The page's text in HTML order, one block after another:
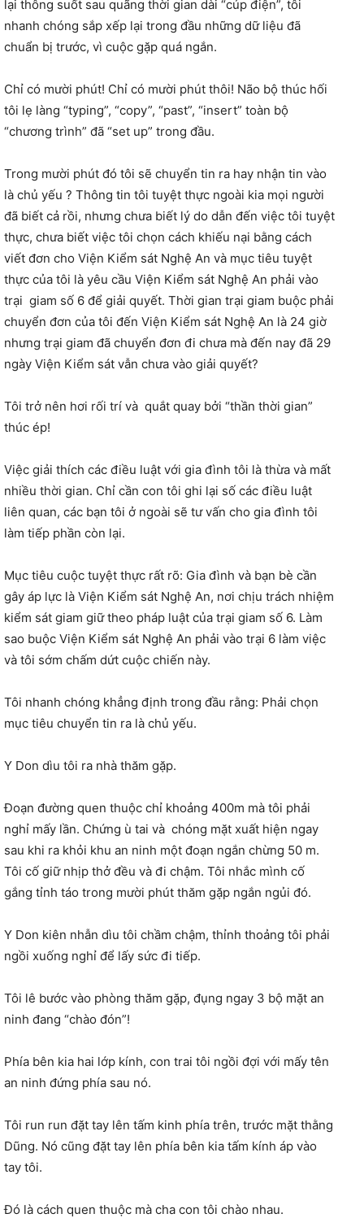
lại thông suốt sau quãng thời gian dài “cúp điện”, tôi
nhanh chóng sắp xếp lại trong đầu những dữ liệu đã
chuẩn bị trước, vì cuộc gặp quá ngắn.
Chỉ có mười phút! Chỉ có mười phút thôi! Não bộ thúc hối
tôi lẹ làng “typing”, “copy”, “past”, “insert” toàn bộ
“chương trình” đã “set up” trong đầu.
Trong mười phút đó tôi sẽ chuyển tin ra hay nhận tin vào
là chủ yếu ? Thông tin tôi tuyệt thực ngoài kia mọi người
đã biết cả rồi, nhưng chưa biết lý do dẫn đến việc tôi tuyệt
thực, chưa biết việc tôi chọn cách khiếu nại bằng cách
viết đơn cho Viện Kiểm sát Nghệ An và mục tiêu tuyệt
thực của tôi là yêu cầu Viện Kiểm sát Nghệ An phải vào
trại giam số 6 để giải quyết. Thời gian trại giam buộc phải
chuyển đơn của tôi đến Viện Kiểm sát Nghệ An là 24 giờ
nhưng trại giam đã chuyển đơn đi chưa mà đến nay đã 29
ngày Viện Kiểm sát vẫn chưa vào giải quyết?
Tôi trở nên hơi rối trí và quắt quay bởi “thần thời gian”
thúc ép!
Việc giải thích các điều luật với gia đình tôi là thừa và mất
nhiều thời gian. Chỉ cần con tôi ghi lại số các điều luật
liên quan, các bạn tôi ở ngoài sẽ tư vấn cho gia đình tôi
làm tiếp phần còn lại.
Mục tiêu cuộc tuyệt thực rất rõ: Gia đình và bạn bè cần
gây áp lực là Viện Kiểm sát Nghệ An, nơi chịu trách nhiệm
kiểm sát giam giữ theo pháp luật của trại giam số 6. Làm
sao buộc Viện Kiểm sát Nghệ An phải vào trại 6 làm việc
và tôi sớm chấm dứt cuộc chiến này.
Tôi nhanh chóng khẳng định trong đầu rằng: Phải chọn
mục tiêu chuyển tin ra là chủ yếu.
Y Don dìu tôi ra nhà thăm gặp.
Đoạn đường quen thuộc chỉ khoảng 400m mà tôi phải
nghỉ mấy lần. Chứng ù tai và chóng mặt xuất hiện ngay
sau khi ra khỏi khu an ninh một đoạn ngắn chừng 50 m.
Tôi cố giữ nhịp thở đều và đi chậm. Tôi nhắc mình cố
gắng tỉnh táo trong mười phút thăm gặp ngắn ngủi đó.
Y Don kiên nhẫn dìu tôi chầm chậm, thỉnh thoảng tôi phải
ngồi xuống nghỉ để lấy sức đi tiếp.
Tôi lê bước vào phòng thăm gặp, đụng ngay 3 bộ mặt an
ninh đang “chào đón”!
Phía bên kia hai lớp kính, con trai tôi ngồi đợi với mấy tên
an ninh đứng phía sau nó.
Tôi run run đặt tay lên tấm kinh phía trên, trước mặt thằng
Dũng. Nó cũng đặt tay lên phía bên kia tấm kính áp vào
tay tôi.
Đó là cách quen thuộc mà cha con tôi chào nhau.